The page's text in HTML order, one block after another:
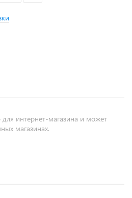
для интернет-магазина и может
магазинах.